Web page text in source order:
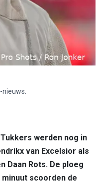
Tukkers werden nog in
van Excelsior als
Daan Rots. De ploeg
scoorden de